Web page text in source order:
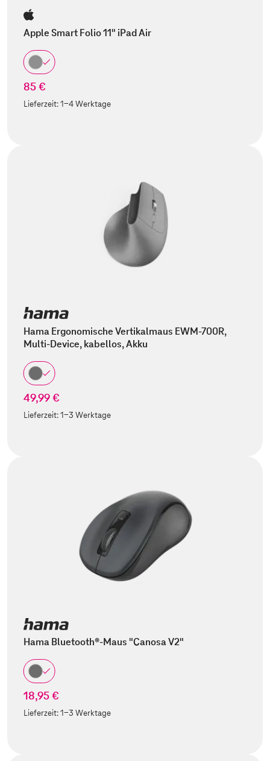
Apple Smart Folio 11" iPad Air
85 €
Lieferzeit:1-4 Werktage
Hama Ergonomische Vertikalmaus EWM-700R,
Multi-Device, kabellos, Akku
49,99 €
Lieferzeit:1-3 Werktage
Hama Bluetooth®-Maus "Canosa V2"
18,95 €
Lieferzeit:1-3 Werktage